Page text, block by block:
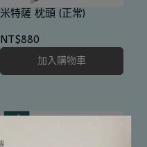
米特薩 枕頭 (正常)
NT$880
加入購物車